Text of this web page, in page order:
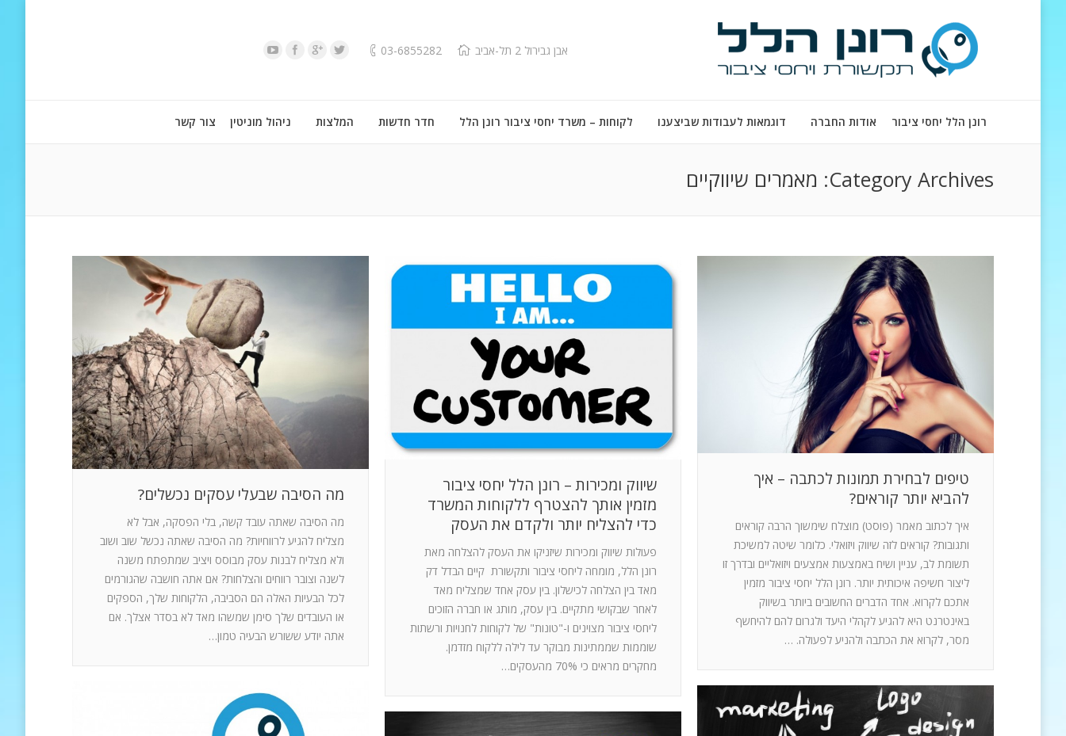
אבן גבירול 2 תל-אביב 03-6855282
רונן הלל יחסי ציבור אודות החברה דוגמאות לעבודות שביצענו לקוחות – משרד יחסי ציבור רונן הלל חדר חדשות המלצות ניהול מוניטין צור קשר
Category Archives: מאמרים שיווקיים
מה הסיבה שבעלי עסקים נכשלים?
מה הסיבה שאתה עובד קשה, בלי הפסקה, אבל לא
מצליח להגיע לרווחיות? מה הסיבה שאתה נכשל שוב ושוב
ולא מצליח לבנות עסק מבוסס ויציב שמתפתח משנה
לשנה וצובר רווחים והצלחות? אם אתה חושבה שהגורמים
לכל הבעיות האלה הם הסביבה, הלקוחות שלך, הספקים
או העובדים שלך סימן שמשהו מאד לא בסדר אצלך. אם
אתה יודע ששורש הבעיה טמון…
שיווק ומכירות – רונן הלל יחסי ציבור
מזמין אותך להצטרף ללקוחות המשרד
כדי להצליח יותר ולקדם את העסק
פעולות שיווק ומכירות שיזניקו את העסק להצלחה מאת
רונן הלל, מומחה ליחסי ציבור ותקשורת קיים הבדל דק
מאד בין הצלחה לכישלון. בין עסק אחד שמצליח מאד
לאחר שבקושי מתקיים. בין עסק, מותג או חברה הזוכים
ליחסי ציבור מצוינים ו-"טונות" של לקוחות לחנויות ורשתות
שוממות שממתינות מבוקר עד לילה ללקוח מזדמן.
מחקרים מראים כי 70% מהעסקים…
טיפים לבחירת תמונות לכתבה – איך
להביא יותר קוראים?
איך לכתוב מאמר (פוסט) מוצלח שימשוך הרבה קוראים
ותגובות? קוראים לזה שיווק ויזואלי. כלומר שיטה למשיכת
תשומת לב, עניין ושיח באמצעות אמצעים ויזואליים ובדרך זו
ליצור חשיפה איכותית יותר. רונן הלל יחסי ציבור מזמין
אתכם לקרוא. אחד הדברים החשובים ביותר בשיווק
באינטרנט היא להגיע לקהלי היעד ולגרום להם להיחשף
מסר, לקרוא את הכתבה ולהניע לפעולה. …